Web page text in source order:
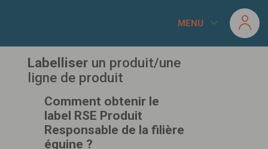
MENU
Labelliser un produit/une
ligne de produit
Comment obtenir le
label RSE Produit
Responsable de la filière
équine ?